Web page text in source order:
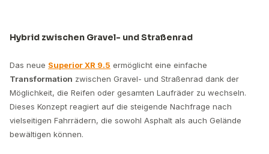
Hybrid zwischen Gravel- und Straßenrad
Das neue Superior XR 9.5 ermöglicht eine einfache
Transformation zwischen Gravel- und Straßenrad dank der
Möglichkeit, die Reifen oder gesamten Laufräder zu wechseln.
Dieses Konzept reagiert auf die steigende Nachfrage nach
vielseitigen Fahrrädern, die sowohl Asphalt als auch Gelände
bewältigen können.